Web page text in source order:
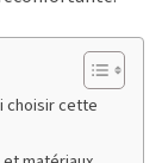
choisir cette